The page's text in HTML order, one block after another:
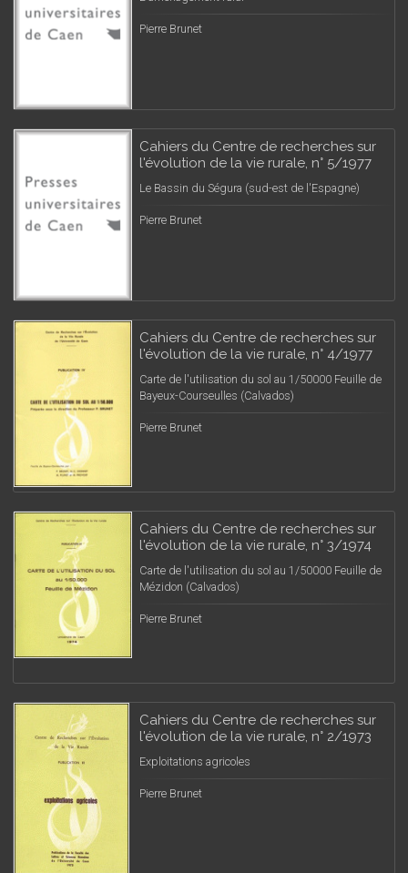
Pierre Brunet
Cahiers du Centre de recherches sur
l'évolution de la vie rurale, n° 5/1977
Le Bassin du Ségura (sud-est de l'Espagne)
Pierre Brunet
Cahiers du Centre de recherches sur
l'évolution de la vie rurale, n° 4/1977
Carte de l'utilisation du sol au 1/50000 Feuille de
Bayeux-Courseulles (Calvados)
Pierre Brunet
Cahiers du Centre de recherches sur
l'évolution de la vie rurale, n° 3/1974
Carte de l'utilisation du sol au 1/50000 Feuille de
Mézidon (Calvados)
Pierre Brunet
Cahiers du Centre de recherches sur
l'évolution de la vie rurale, n° 2/1973
Exploitations agricoles
Pierre Brunet